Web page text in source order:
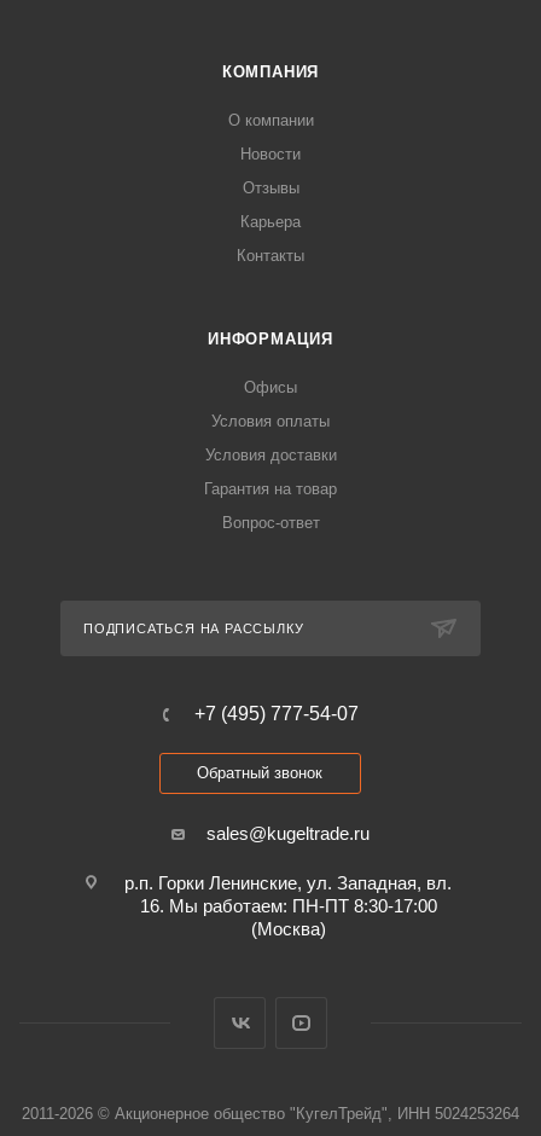
КОМПАНИЯ
О компании
Новости
Отзывы
Карьера
Контакты
ИНФОРМАЦИЯ
Офисы
Условия оплаты
Условия доставки
Гарантия на товар
Вопрос-ответ
ПОДПИСАТЬСЯ НА РАССЫЛКУ
+7 (495) 777-54-07
Обратный звонок
sales@kugeltrade.ru
р.п. Горки Ленинские, ул. Западная, вл.
16. Мы работаем: ПН-ПТ 8:30-17:00
(Москва)
2011-2026 © Акционерное общество "КугелТрейд", ИНН 5024253264